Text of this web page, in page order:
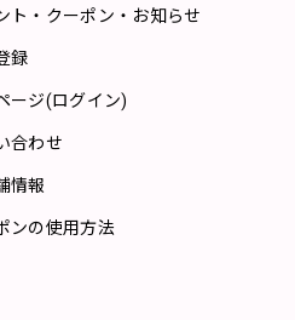
ト・クーポン・お知らせ
録
ージ(ログイン)
合わせ
情報
ンの使用方法